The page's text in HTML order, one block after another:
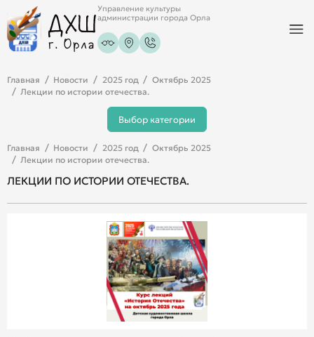
Управление культуры
администрации города Орла
Главная Новости 2025 год
Октябрь 2025
Лекции по истории отечества.
Выбор категории
Главная Новости 2025 год
Октябрь 2025
Лекции по истории отечества.
ЛЕКЦИИ ПО ИСТОРИИ ОТЕЧЕСТВА.